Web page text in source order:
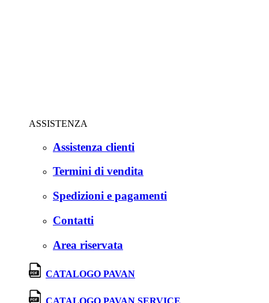
ASSISTENZA
Assistenza clienti
Termini di vendita
Spedizioni e pagamenti
Contatti
Area riservata
CATALOGO PAVAN
CATALOGO PAVAN SERVICE